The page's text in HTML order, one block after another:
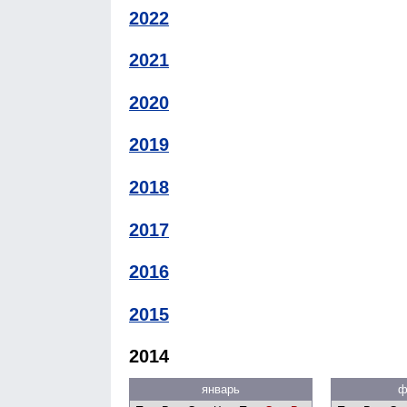
2022
2021
2020
2019
2018
2017
2016
2015
2014
январь